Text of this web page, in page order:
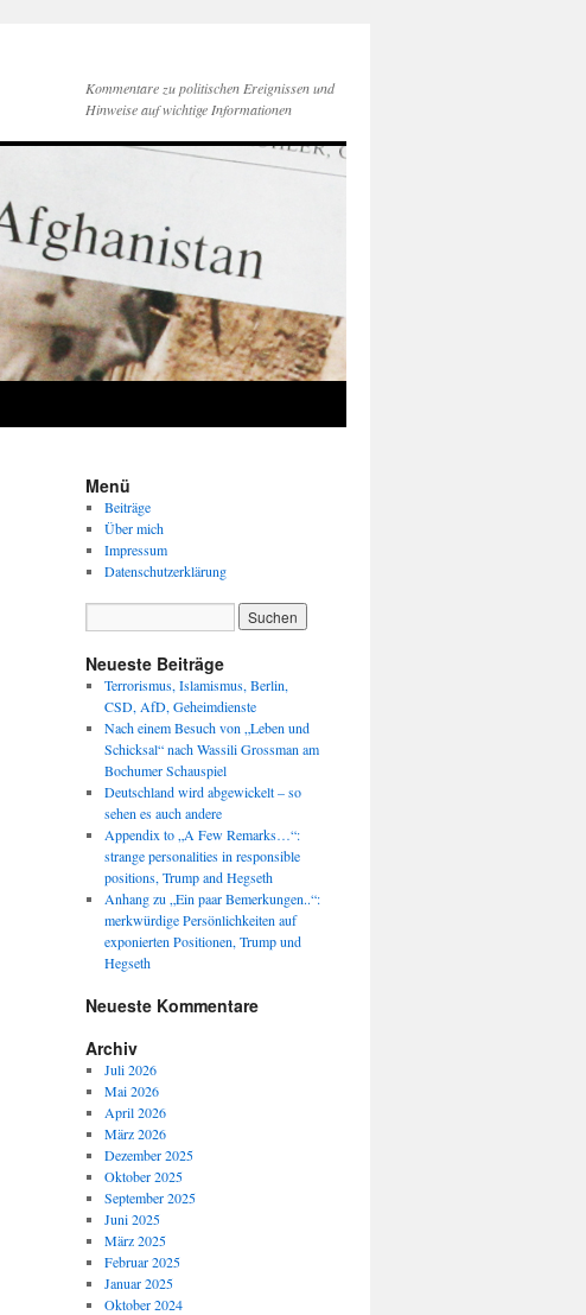
Kommentare zu politischen Ereignissen und
Hinweise auf wichtige Informationen
Menü
Beiträge
Über mich
Impressum
Datenschutzerklärung
Neueste Beiträge
Terrorismus, Islamismus, Berlin,
CSD, AfD, Geheimdienste
Nach einem Besuch von „Leben und
Schicksal“ nach Wassili Grossman am
Bochumer Schauspiel
Deutschland wird abgewickelt – so
sehen es auch andere
Appendix to „A Few Remarks…“:
strange personalities in responsible
positions, Trump and Hegseth
Anhang zu „Ein paar Bemerkungen..“:
merkwürdige Persönlichkeiten auf
exponierten Positionen, Trump und
Hegseth
Neueste Kommentare
Archiv
Juli 2026
Mai 2026
April 2026
März 2026
Dezember 2025
Oktober 2025
September 2025
Juni 2025
März 2025
Februar 2025
Januar 2025
Oktober 2024